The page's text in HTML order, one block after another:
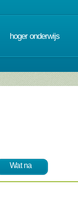
hoger onderwijs
Wat na